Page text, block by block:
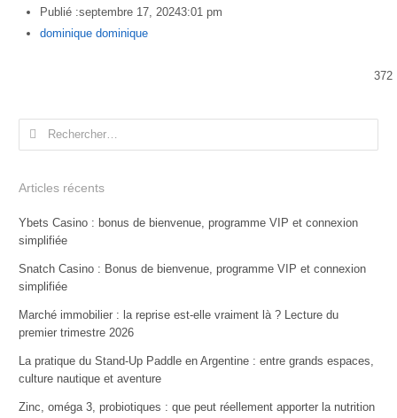
Publié :septembre 17, 20243:01 pm
Author
dominique dominique
372
Rechercher :
Articles récents
Ybets Casino : bonus de bienvenue, programme VIP et connexion
simplifiée
Snatch Casino : Bonus de bienvenue, programme VIP et connexion
simplifiée
Marché immobilier : la reprise est-elle vraiment là ? Lecture du
premier trimestre 2026
La pratique du Stand-Up Paddle en Argentine : entre grands espaces,
culture nautique et aventure
Zinc, oméga 3, probiotiques : que peut réellement apporter la nutrition